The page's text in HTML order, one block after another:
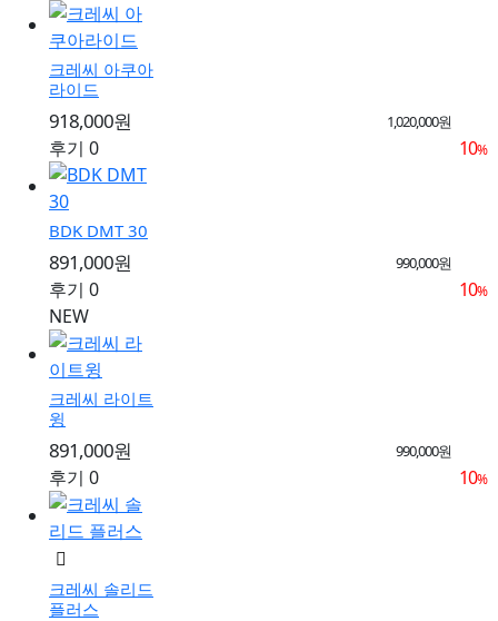
크레씨 아쿠아
라이드
918,000원 1,020,000원
10%
후기 0
BDK DMT 30
891,000원 990,000원
10%
후기 0
NEW
크레씨 라이트
윙
891,000원 990,000원
10%
후기 0
크레씨 솔리드
플러스